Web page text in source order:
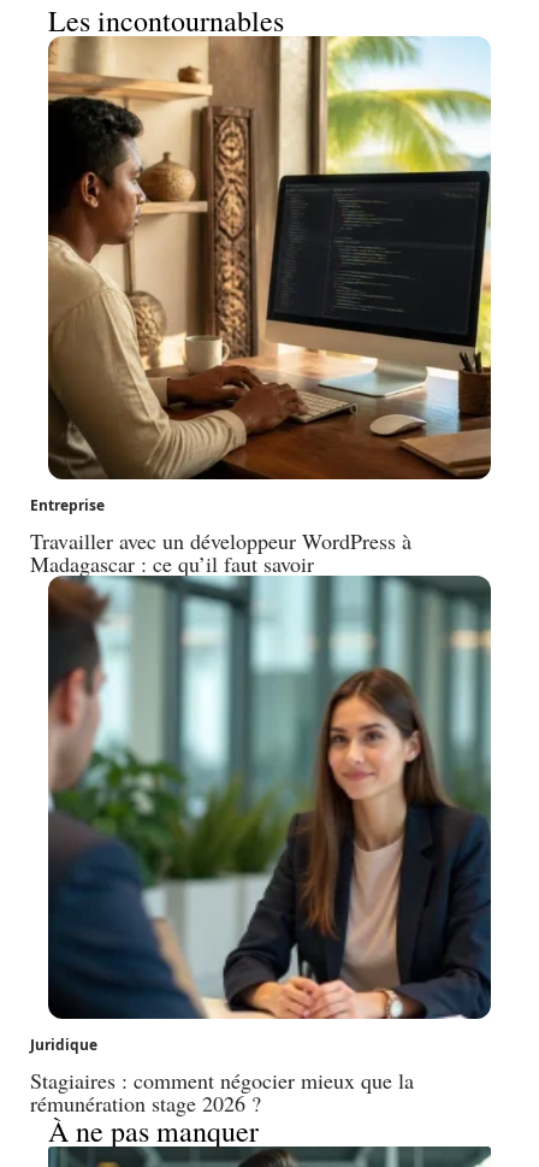
Les incontournables
Entreprise
Travailler avec un développeur WordPress à
Madagascar : ce qu’il faut savoir
Juridique
Stagiaires : comment négocier mieux que la
rémunération stage 2026 ?
À ne pas manquer